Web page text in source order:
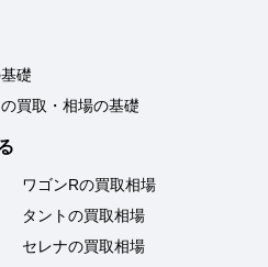
礎
買取・相場の基礎
ワゴンRの買取相場
タントの買取相場
セレナの買取相場